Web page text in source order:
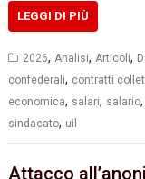
LEGGI DI PIÙ
2026,Analisi,Articoli,
confederali, contratti
economica, salari, salario,
sindacato, uil
Attacco